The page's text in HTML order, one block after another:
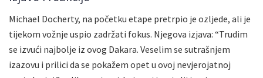
Michael Docherty, na početku etape pretrpio je ozljede, ali je
tijekom vožnje uspio zadržati fokus. Njegova izjava: “Trudim
se izvući najbolje iz ovog Dakara. Veselim se sutrašnjem
izazovu i prilici da se pokažem opet u ovoj nevjerojatnoj